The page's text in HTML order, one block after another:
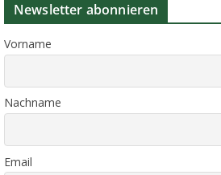
Newsletter abonnieren
Vorname
Nachname
Email